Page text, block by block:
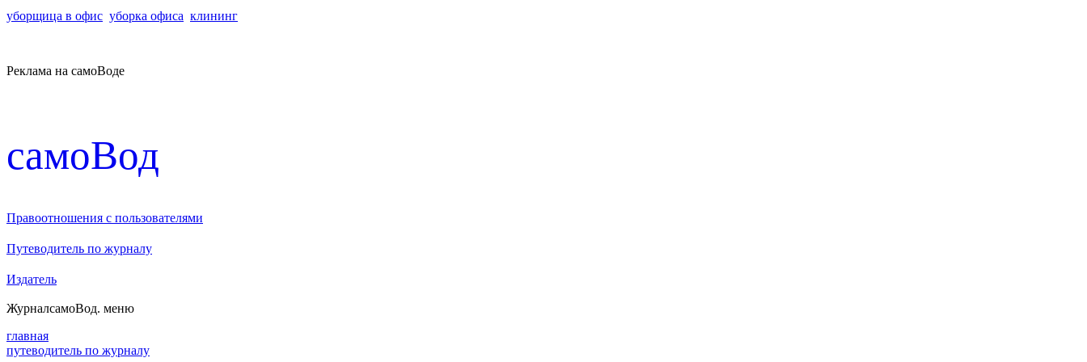
уборщица в офис уборка офиса клининг
Реклама на самоВоде
cамоВод
Правоотношения с пользователями
Путеводитель по журналу
Издатель
ЖурналсамоВод. меню
главная
путеводитель по журналу